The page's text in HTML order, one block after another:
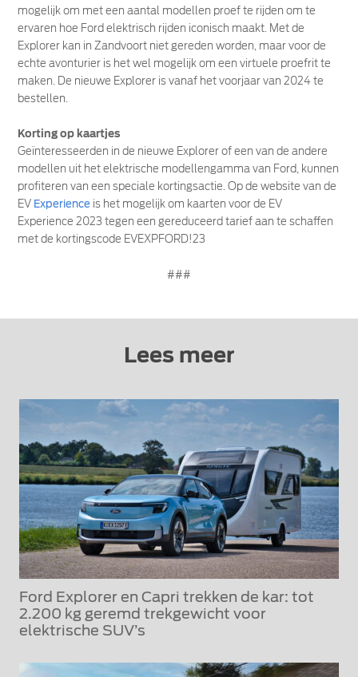
mogelijk om met een aantal modellen proef te rijden om te
ervaren hoe Ford elektrisch rijden iconisch maakt. Met de
Explorer kan in Zandvoort niet gereden worden, maar voor de
echte avonturier is het wel mogelijk om een virtuele proefrit te
maken. De nieuwe Explorer is vanaf het voorjaar van 2024 te
bestellen.
Korting op kaartjes
Geïnteresseerden in de nieuwe Explorer of een van de andere
modellen uit het elektrische modellengamma van Ford, kunnen
profiteren van een speciale kortingsactie. Op de website van de
EV Experience is het mogelijk om kaarten voor de EV
Experience 2023 tegen een gereduceerd tarief aan te schaffen
met de kortingscode EVEXPFORD!23
###
Lees meer
Ford Explorer en Capri trekken de kar: tot
2.200 kg geremd trekgewicht voor
elektrische SUV’s